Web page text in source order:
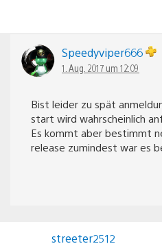
Speedyviper666
1. Aug. 2017 um 12:09
Bist leider zu spät
start wird wahrscheinlich
Es kommt aber bestimmt
release zumindest war es
streeter2512